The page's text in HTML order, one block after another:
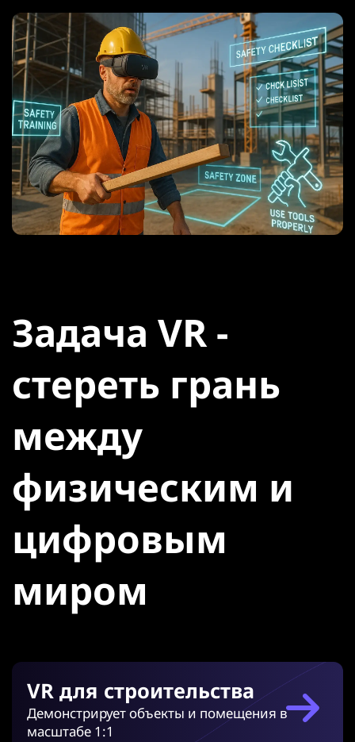
Задача VR -
стереть грань
между
физическим и
цифровым
миром
VR для строительства
Демонстрирует объекты и помещения в
масштабе 1:1